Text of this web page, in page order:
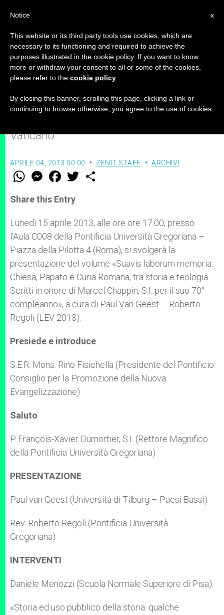
Il ministero dello storico
Omaggio a padre Marcel Chappin, S.I.,
Vaticano
APRILE 04, 2013 00:00 ZENIT STAFF ARCHIVI
W
t
s
p
p
M
e
s
e
g
e
r
F
a
e
b
o
k
w
r
Share this Entry
Lunedì 15 aprile 2013, alle ore ore 17.00, presso
l’Aula C008 della Pontificia Università Gregoriana –
Piazza della Pilotta 4 (Roma), si svolgerà la
presentazione del volume «Suavis laborum memoria.
Chiesa, Papato e Curia Romana, tra storia e teologia.
Scritti in onore di Marcel Chappin, S.I. per il suo 70°
compleanno», a cura di Paul Van Geest – Roberto
Regoli (LEV 2013).
Presiede e introduce
S.E.R. Mons. Rino Fisichella (Presidente del Pontificio
Consiglio per la Promozione della Nuova
Evangelizzazione)
Saluto
P. François-Xavier Dumortier, S.I. (Rettore Magnifico
della Pontificia Università Gregoriana)
PRESENTAZIONE
Paul van Geest (Università di Tilburg – Paesi Bassi)
Rev. Roberto Regoli (Pontificia Università
Gregoriana)
INTERVENTI
Daniele Menozzi (Scuola Normale Superiore di Pisa)
«Storia ed uso pubblico della storia: qualche
x
Notice
This website or its third party tools use cookies, which are
necessary to its functioning and required to achieve the
purposes illustrated in the cookie policy. If you want to know
more or withdraw your consent to all or some of the cookies,
please refer to the cookie policy
By closing this banner, scrolling this page, clicking a link or
continuing to browse otherwise, you agree to the use of cookies.